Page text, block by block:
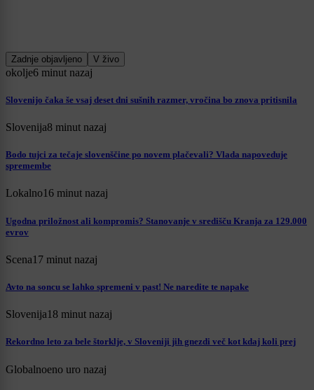
Zadnje objavljeno V živo
okolje6 minut nazaj
Slovenijo čaka še vsaj deset dni sušnih razmer, vročina bo znova pritisnila
Slovenija8 minut nazaj
Bodo tujci za tečaje slovenščine po novem plačevali? Vlada napoveduje
spremembe
Lokalno16 minut nazaj
Ugodna priložnost ali kompromis? Stanovanje v središču Kranja za 129.000
evrov
Scena17 minut nazaj
Avto na soncu se lahko spremeni v past! Ne naredite te napake
Slovenija18 minut nazaj
Rekordno leto za bele štorklje, v Sloveniji jih gnezdi več kot kdaj koli prej
Globalnoeno uro nazaj